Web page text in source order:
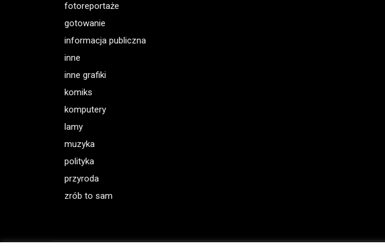
fotoreportaże
gotowanie
informacja publiczna
inne
inne grafiki
komiks
komputery
lamy
muzyka
polityka
przyroda
zrób to sam